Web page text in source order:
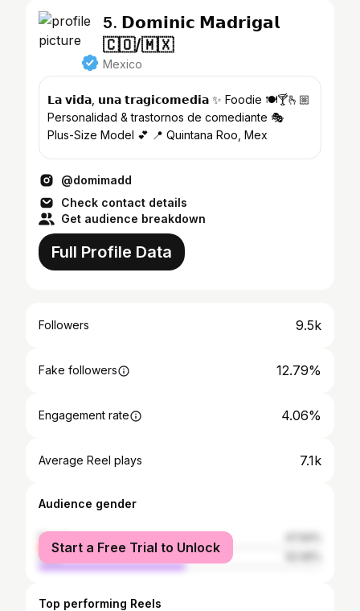
5. 𝗗𝗼𝗺𝗶𝗻𝗶𝗰 𝗠𝗮𝗱𝗿𝗶𝗴𝗮𝗹
🇨🇴/🇲🇽
Mexico
𝗟𝗮 𝘃𝗶𝗱𝗮, 𝘂𝗻𝗮 𝘁𝗿𝗮𝗴𝗶𝗰𝗼𝗺𝗲𝗱𝗶𝗮 ✨ Foodie 🍽️🍸🫰🏼
Personalidad & trastornos de comediante 🎭
Plus-Size Model 💕 📍 Quintana Roo, Mex
@domimadd
Check contact details
Get audience breakdown
Full Profile Data
Followers 9.5k
Fake followers 12.79%
Engagement rate 4.06%
Average Reel plays 7.1k
Audience gender
female
male
Start a Free Trial to Unlock
Top performing Reels